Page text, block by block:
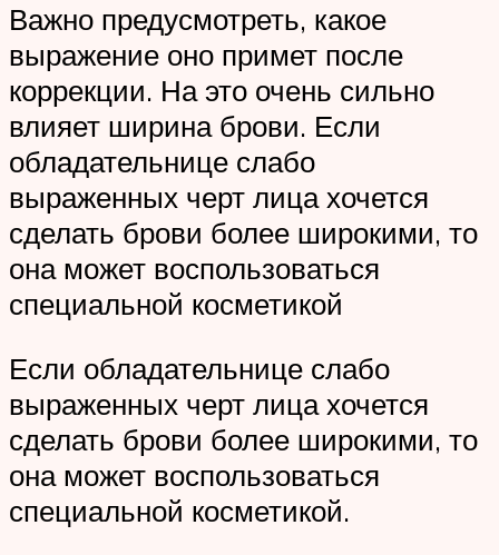
Важно предусмотреть, какое
выражение оно примет после
коррекции. На это очень сильно
влияет ширина брови. Если
обладательнице слабо
выраженных черт лица хочется
сделать брови более широкими, то
она может воспользоваться
специальной косметикой
Если обладательнице слабо
выраженных черт лица хочется
сделать брови более широкими, то
она может воспользоваться
специальной косметикой.